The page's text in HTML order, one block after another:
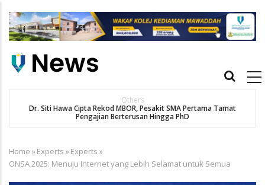
main
Main
Others
Dr. Siti Hawa Cipta Rekod MBOR, Pesakit SMA Pertama Tamat
Pengajian Berterusan Hingga PhD
Breadcrumb
Home »Experts »Experts »
ONSA 2025: Menuju Internet yang Lebih Selamat untuk Semua